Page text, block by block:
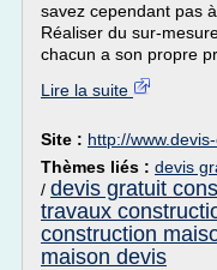
savez cependant pas
Réaliser du sur-
chacun a son propre
Lire la suite
Site : http://
Thèmes liés : devis
/ devis gratuit
travaux
construction
maison devis